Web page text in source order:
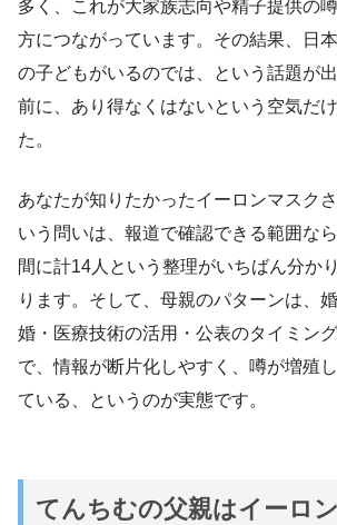
多く、これが大家族志向や精子提供の
方につながっています。その結果、日
の子どもがいるのでは、という話題が
前に、あり得なくはないという空気だ
た。
あなたが知りたかったイーロンマスク
いう問いは、報道で確認できる範囲な
間に計14人という整理がいちばん分か
ります。そして、母親のパターンは、
婚・医療技術の活用・公表のタイミン
で、情報が断片化しやすく、噂が増殖
ている、というのが実態です。
てんちむの父親はイーロ